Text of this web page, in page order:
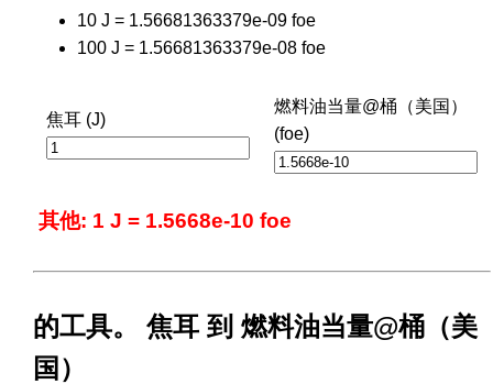
10 J = 1.56681363379e-09 foe
100 J = 1.56681363379e-08 foe
焦耳 (J)
燃料油当量@桶（美国）
(foe)
其他: 1 J = 1.5668e-10 foe
的工具。 焦耳 到 燃料油当量@桶（美
国）